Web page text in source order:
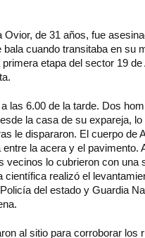
Ovior, de 31 años, fue
cuando transitaba en su
etapa del sector 19 de
las 6.00 de la tarde. Dos
la casa de su expareja, lo
le dispararon. El cuerpo de
la acera y el pavimento.
vecinos lo cubrieron con una
científica realizó el
del estado y Guardia
al sitio para corroborar los